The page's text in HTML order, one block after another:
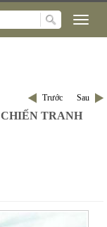
Trước Sau
TRANH